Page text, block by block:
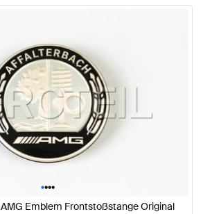
••••
Emblem Frontstoßstange Original